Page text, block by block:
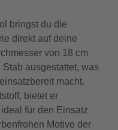
bringst du die
direkt auf deine
von 18 cm
ausgestattet, was
macht.
bietet er
für den Einsatz
Motive der